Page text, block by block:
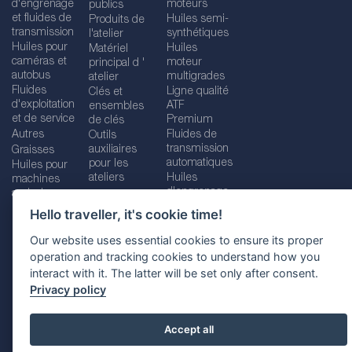
Hello traveller, it's cookie time!
Our website uses essential cookies to ensure its proper
operation and tracking cookies to understand how you
interact with it. The latter will be set only after consent.
Privacy policy
Accept all
d'engrenage
et fluides de
transmission
Huiles pour
caméras et
autobus
Fluides
d'exploitation
et de service
Autres
Graisses
Huiles pour
machines
agricoles
publics
Produits de
l'atelier
Matériel
principal d '
atelier
Clés et
ensembles
de clés
Outils
auxiliaires
pour les
ateliers
moteurs
Huiles semi-
synthétiques
Huiles
moteur
multigrades
Ligne qualité
ATF
Premium
Fluides de
transmission
automatiques
Huiles
d'engrenage
Imprint Legal disclaimer Privacy policy
Cookies policy Location selector